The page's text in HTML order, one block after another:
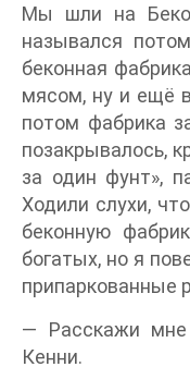
Мы шли на
назывался
беконная
мясом, ну и ещё
потом фабрика
позакрывалось,
за один фунт»,
Ходили слухи,
беконную
богатых, но я
припаркованные
— Расскажи
Кенни.